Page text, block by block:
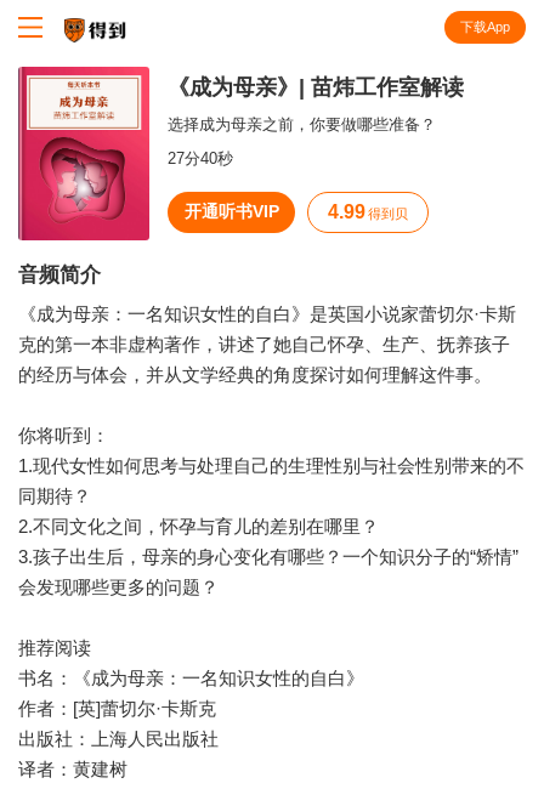
下载App
《成为母亲》| 苗炜工作室解读
选择成为母亲之前，你要做哪些准备？
27分40秒
开通听书VIP 4.99 得到贝
音频简介
《成为母亲：一名知识女性的自白》是英国小说家蕾切尔·卡斯
克的第一本非虚构著作，讲述了她自己怀孕、生产、抚养孩子
的经历与体会，并从文学经典的角度探讨如何理解这件事。
你将听到：
1.现代女性如何思考与处理自己的生理性别与社会性别带来的不
同期待？
2.不同文化之间，怀孕与育儿的差别在哪里？
3.孩子出生后，母亲的身心变化有哪些？一个知识分子的“矫情”
会发现哪些更多的问题？
推荐阅读
书名：《成为母亲：一名知识女性的自白》
作者：[英]蕾切尔·卡斯克
出版社：上海人民出版社
译者：黄建树